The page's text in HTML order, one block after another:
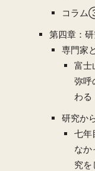
コラム
第四章：
専門家
富
弥呼
わる
研究か
七年
なか
究を